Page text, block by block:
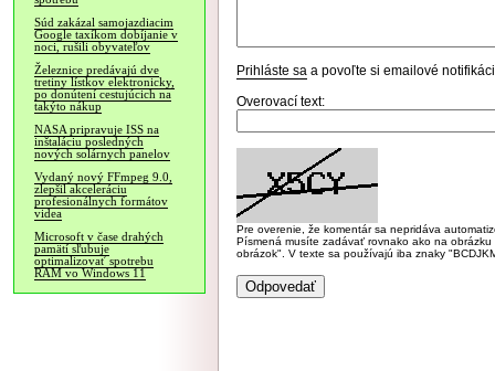
Súd zakázal samojazdiacim
Google taxíkom dobíjanie v
noci, rušili obyvateľov
Železnice predávajú dve
tretiny lístkov elektronicky,
po donútení cestujúcich na
takýto nákup
NASA pripravuje ISS na
inštaláciu posledných
nových solárnych panelov
Vydaný nový FFmpeg 9.0,
zlepšil akceleráciu
profesionálnych formátov
videa
Microsoft v čase drahých
pamätí sľubuje
optimalizovať spotrebu
RAM vo Windows 11
Prihláste sa a povoľte si emailové
Overovací text:
Pre overenie, že komentár sa nepridáva
Písmená musíte zadávať rovnako ako na
obrázok". V texte sa používajú iba znaky